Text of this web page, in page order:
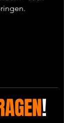
!